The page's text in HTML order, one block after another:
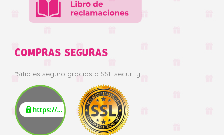
COMPRAS SEGURAS
*Sitio es seguro gracias a SSL security